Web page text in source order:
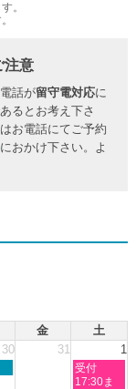
。
注意
話が留守電対応に
るとお考え下さ
お電話にてご予約
におかけ下さい。よ
金
土
30 31 1
土
曜
受付
17:30ま